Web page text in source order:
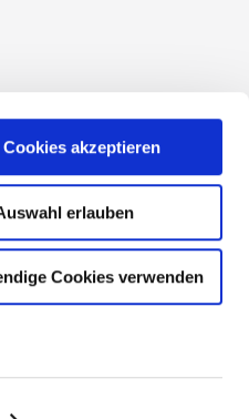
Cookies akzeptieren
erlauben
Cookies verwenden